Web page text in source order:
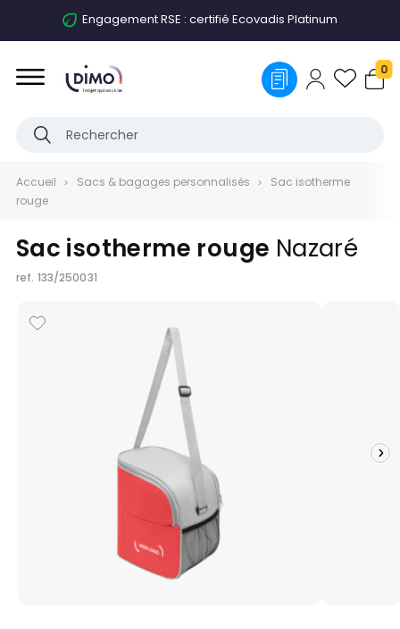
Engagement RSE : certifié Ecovadis Platinum
0
Accueil Sacs & bagages personnalisés
Sac isotherme
rouge
Sac isotherme rouge Nazaré
ref. 133/250031